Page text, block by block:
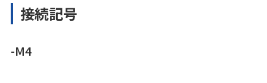
接続記号
-M4